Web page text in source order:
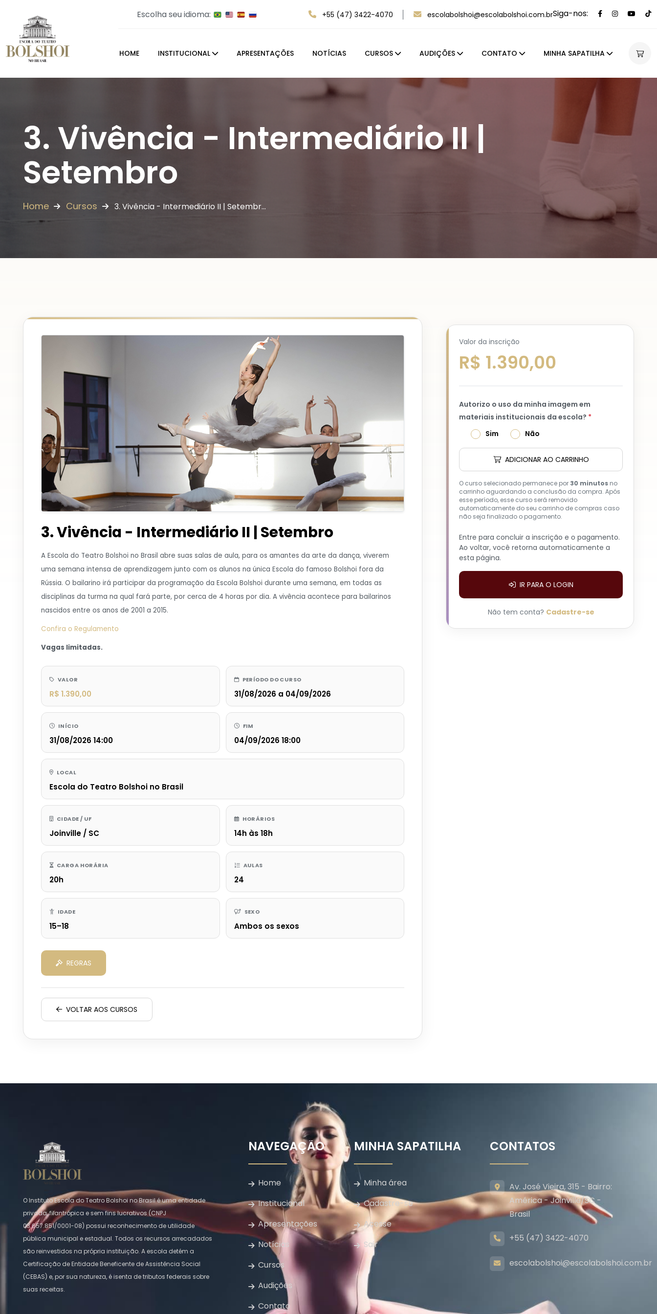
Escolha seu idioma: +55 (47) 3422-4070 escolabolshoi@escolabolshoi.com.brSiga-nos:
HOME INSTITUCIONAL APRESENTAÇÕES NOTÍCIAS CURSOS AUDIÇÕES CONTATO MINHA SAPATILHA
3. Vivência - Intermediário II |
Setembro
Home Cursos 3. Vivência - Intermediário II | Setembr…
3. Vivência - Intermediário II | Setembro
A Escola do Teatro Bolshoi no Brasil abre suas salas de aula, para os amantes da arte da dança, viverem
uma semana intensa de aprendizagem junto com os alunos na única Escola do famoso Bolshoi fora da
Rússia. O bailarino irá participar da programação da Escola Bolshoi durante uma semana, em todas as
disciplinas da turma na qual fará parte, por cerca de 4 horas por dia. A vivência acontece para bailarinos
nascidos entre os anos de 2001 a 2015.
Confira o Regulamento
Vagas limitadas.
VALOR
R$ 1.390,00
PERÍODO DO CURSO
31/08/2026 a 04/09/2026
INÍCIO
31/08/2026 14:00
FIM
04/09/2026 18:00
LOCAL
Escola do Teatro Bolshoi no Brasil
CIDADE / UF
Joinville / SC
HORÁRIOS
14h às 18h
CARGA HORÁRIA
20h
AULAS
24
IDADE
15–18
SEXO
Ambos os sexos
REGRAS
VOLTAR AOS CURSOS
Valor da inscrição
R$ 1.390,00
Autorizo o uso da minha imagem em
materiais institucionais da escola? *
Sim
Não
ADICIONAR AO CARRINHO
O curso selecionado permanece por 30 minutosno
carrinho aguardando a conclusão da compra. Após
esse período, esse curso será removido
automaticamente do seu carrinho de compras caso
não seja finalizado o pagamento.
Entre para concluir a inscrição e o pagamento.
Ao voltar, você retorna automaticamente a
esta página.
IR PARA O LOGIN
Não tem conta? Cadastre-se
O Instituto Escola do Teatro Bolshoi no Brasil é uma entidade
privada, filantrópica e sem fins lucrativos (CNPJ
03.657.851/0001-08) possui reconhecimento de utilidade
pública municipal e estadual. Todos os recursos arrecadados
são reinvestidos na própria instituição. A escola detém a
Certificação de Entidade Beneficente de Assistência Social
(CEBAS) e, por sua natureza, é isenta de tributos federais sobre
suas receitas.
NAVEGAÇÃO
Home
Institucional
Apresentações
Notícias
Cursos
Audições
Contato
MINHA SAPATILHA
Minha área
Cadastre-se
Acesse
Sair
CONTATOS
Av. José Vieira, 315 - Bairro:
América - Joinville/SC -
Brasil
+55 (47) 3422-4070
escolabolshoi@escolabolshoi.com.br